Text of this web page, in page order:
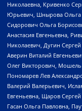
Николаевна, Кривенко
Юрьевич, Шнырова Ольга
Сидорович Ольга
Анастасия Евгеньевна,
Николаевич, Дугин
Аверин Виталий
Олег Викторович,
Пономарев Лев
Валерий Валерьевич,
Евгеньевна, Щаров
Гасан Ольга Павловна,